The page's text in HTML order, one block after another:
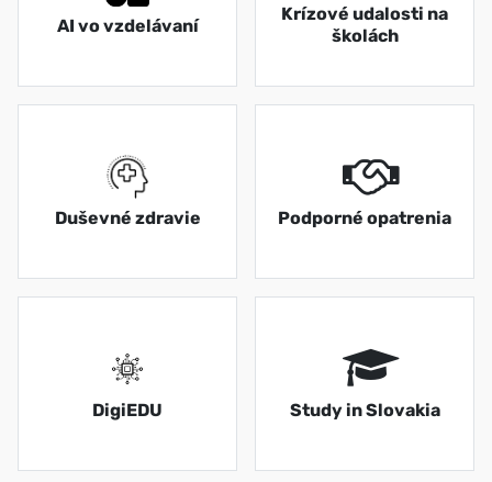
AI vo vzdelávaní
Krízové udalosti na
školách
Duševné zdravie Podporné opatrenia
DigiEDU Study in Slovakia